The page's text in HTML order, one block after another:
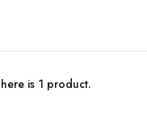
is 1 product.